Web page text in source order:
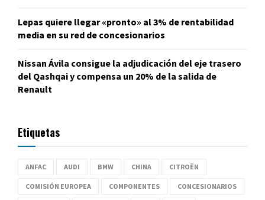
Lepas quiere llegar «pronto» al 3% de rentabilidad
media en su red de concesionarios
Nissan Ávila consigue la adjudicación del eje trasero
del Qashqai y compensa un 20% de la salida de
Renault
Etiquetas
ANFAC AUDI BMW CHINA CITROËN
COMISIÓN EUROPEA COMPONENTES CONCESIONARIOS